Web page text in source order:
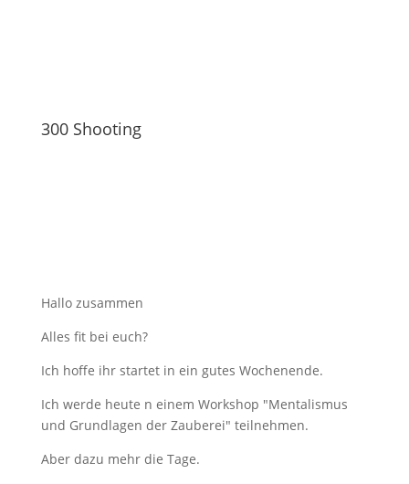
300 Shooting
Hallo zusammen
Alles fit bei euch?
Ich hoffe ihr startet in ein gutes Wochenende.
Ich werde heute n einem Workshop "Mentalismus
und Grundlagen der Zauberei" teilnehmen.
Aber dazu mehr die Tage.